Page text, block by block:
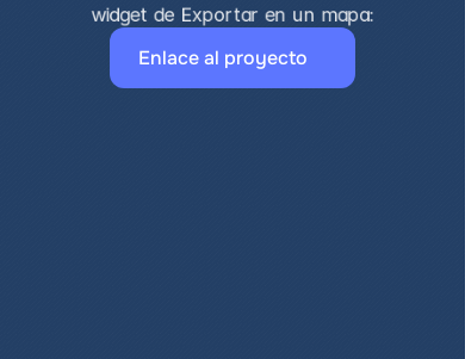
widget de Exportar en un mapa:
Enlace al proyecto